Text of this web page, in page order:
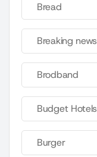
Bread
Breaking news
Brodband
Budget Hotels
Burger